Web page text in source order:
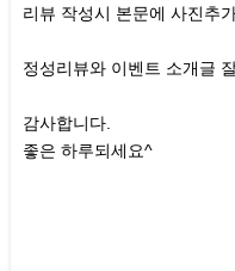
리뷰 작성시 본문에 사진추
정성리뷰와 이벤트 소개글
감사합니다.
좋은 하루되세요^